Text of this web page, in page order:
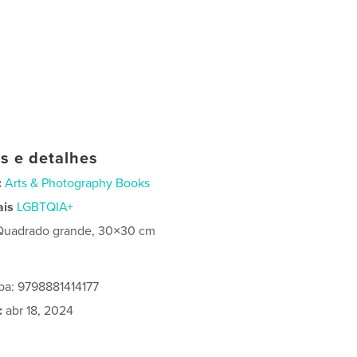
e detalhes
Arts & Photography Books
LGBTQIA+
grande, 30×30 cm
9798881414177
abr 18, 2024